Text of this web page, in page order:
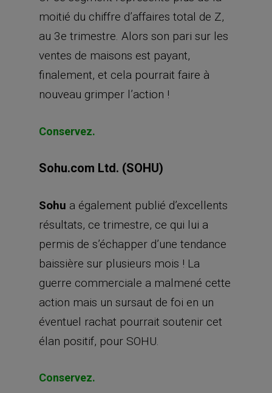
moitié du chiffre d’affaires total de Z,
au 3e trimestre. Alors son pari sur les
ventes de maisons est payant,
finalement, et cela pourrait faire à
nouveau grimper l’action !
Conservez.
Sohu.com Ltd. (SOHU)
Sohu a également publié d’excellents
résultats, ce trimestre, ce qui lui a
permis de s’échapper d’une tendance
baissière sur plusieurs mois ! La
guerre commerciale a malmené cette
action mais un sursaut de foi en un
éventuel rachat pourrait soutenir cet
élan positif, pour SOHU.
Conservez.